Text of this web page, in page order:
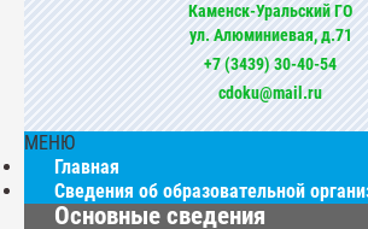
Каменск-Уральский ГО
ул. Алюминиевая, д.71
+7 (3439) 30-40-54
cdoku@mail.ru
МЕНЮ
Главная
Сведения об образовательной
Основные сведения